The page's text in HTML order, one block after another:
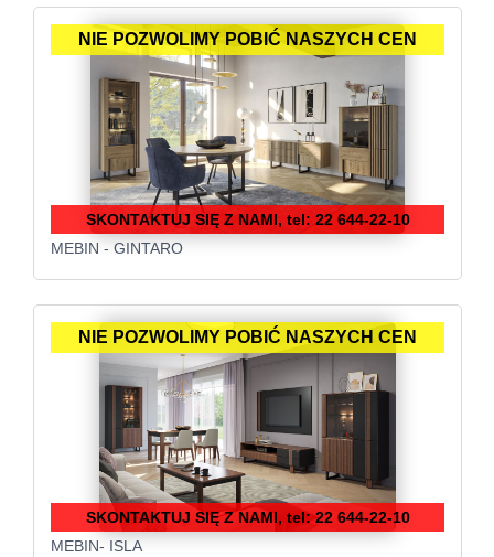
NIE POZWOLIMY POBIĆ NASZYCH CEN
SKONTAKTUJ SIĘ Z NAMI, tel: 22 644-22-10
MEBIN - GINTARO
NIE POZWOLIMY POBIĆ NASZYCH CEN
SKONTAKTUJ SIĘ Z NAMI, tel: 22 644-22-10
MEBIN- ISLA